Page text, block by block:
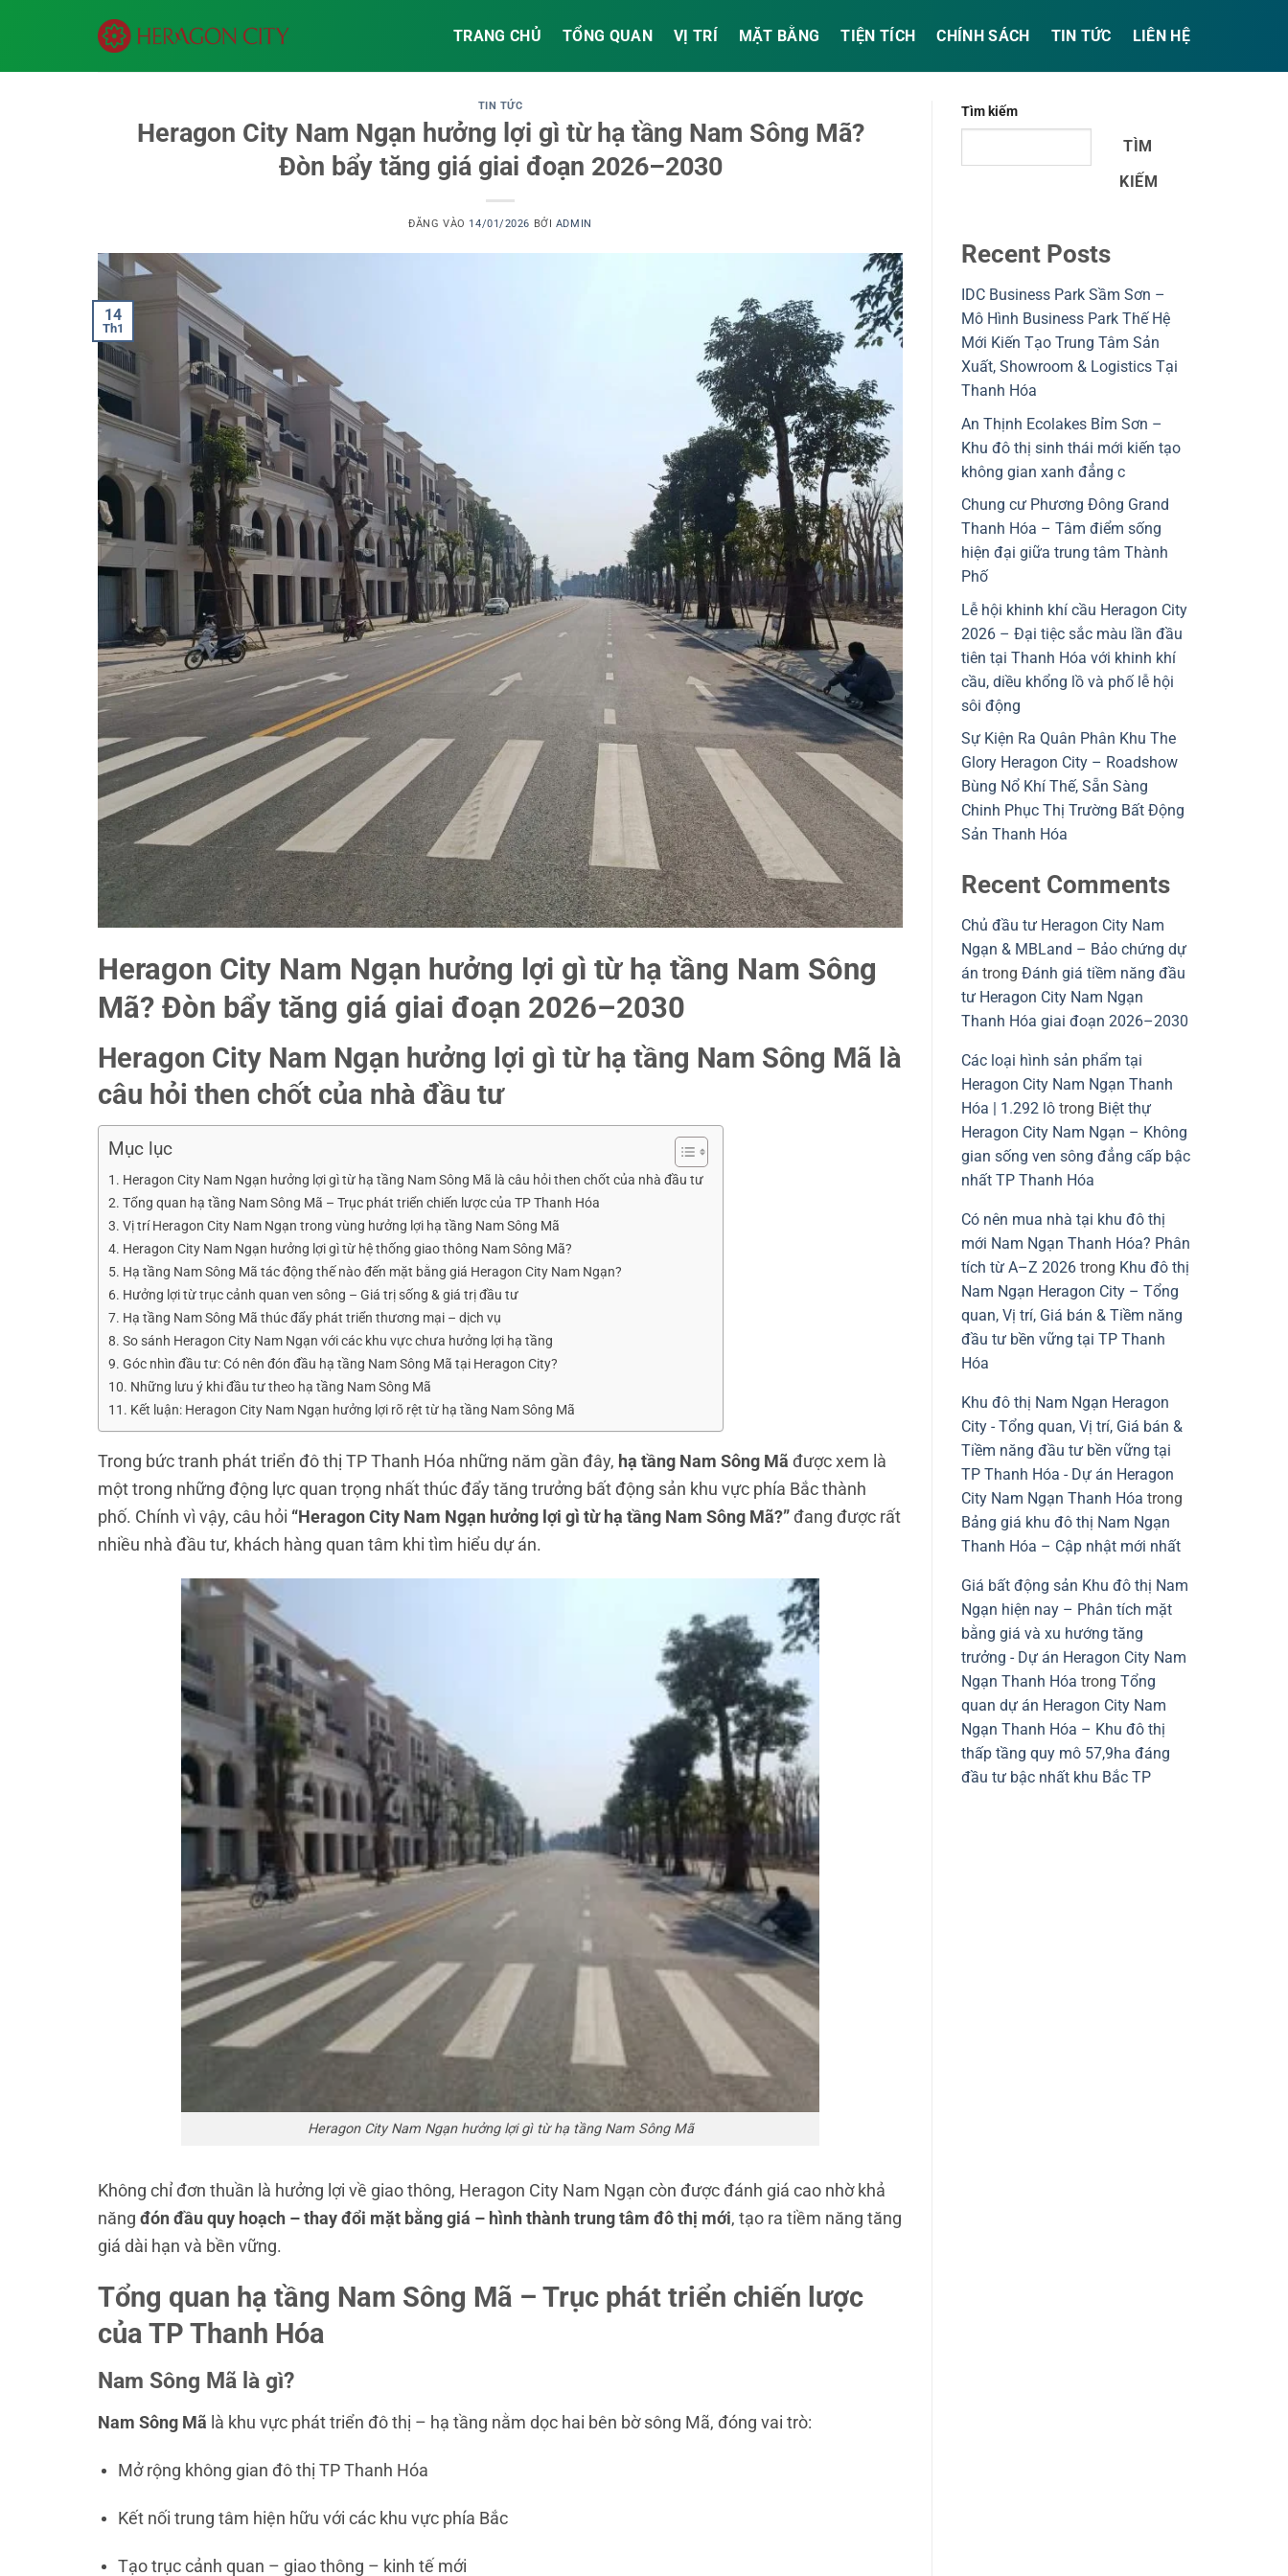
TRANG CHỦ TỔNG QUAN VỊ TRÍ MẶT BẰNG TIỆN TÍCH CHÍNH SÁCH TIN TỨC LIÊN HỆ
TIN TỨC
Heragon City Nam Ngạn hưởng lợi gì từ hạ tầng Nam Sông Mã?
Đòn bẩy tăng giá giai đoạn 2026–2030
ĐĂNG VÀO 14/01/2026 BỞI ADMIN
14
Th1
Heragon City Nam Ngạn hưởng lợi gì từ hạ tầng Nam Sông
Mã? Đòn bẩy tăng giá giai đoạn 2026–2030
Heragon City Nam Ngạn hưởng lợi gì từ hạ tầng Nam Sông Mã là
câu hỏi then chốt của nhà đầu tư
Mục lục
Heragon City Nam Ngạn hưởng lợi gì từ hạ tầng Nam Sông Mã là câu hỏi then chốt của nhà đầu tư
Tổng quan hạ tầng Nam Sông Mã – Trục phát triển chiến lược của TP Thanh Hóa
Vị trí Heragon City Nam Ngạn trong vùng hưởng lợi hạ tầng Nam Sông Mã
Heragon City Nam Ngạn hưởng lợi gì từ hệ thống giao thông Nam Sông Mã?
Hạ tầng Nam Sông Mã tác động thế nào đến mặt bằng giá Heragon City Nam Ngạn?
Hưởng lợi từ trục cảnh quan ven sông – Giá trị sống & giá trị đầu tư
Hạ tầng Nam Sông Mã thúc đẩy phát triển thương mại – dịch vụ
So sánh Heragon City Nam Ngạn với các khu vực chưa hưởng lợi hạ tầng
Góc nhìn đầu tư: Có nên đón đầu hạ tầng Nam Sông Mã tại Heragon City?
Những lưu ý khi đầu tư theo hạ tầng Nam Sông Mã
Kết luận: Heragon City Nam Ngạn hưởng lợi rõ rệt từ hạ tầng Nam Sông Mã
Trong bức tranh phát triển đô thị TP Thanh Hóa những năm gần đây, hạ tầng Nam Sông Mã được xem là
một trong những động lực quan trọng nhất thúc đẩy tăng trưởng bất động sản khu vực phía Bắc thành
phố. Chính vì vậy, câu hỏi “Heragon City Nam Ngạn hưởng lợi gì từ hạ tầng Nam Sông Mã?”đang được rất
nhiều nhà đầu tư, khách hàng quan tâm khi tìm hiểu dự án.
Heragon City Nam Ngạn hưởng lợi gì từ hạ tầng Nam Sông Mã
Không chỉ đơn thuần là hưởng lợi về giao thông, Heragon City Nam Ngạn còn được đánh giá cao nhờ khả
năng đón đầu quy hoạch – thay đổi mặt bằng giá – hình thành trung tâm đô thị mới, tạo ra tiềm năng tăng
giá dài hạn và bền vững.
Tổng quan hạ tầng Nam Sông Mã – Trục phát triển chiến lược
của TP Thanh Hóa
Nam Sông Mã là gì?
Nam Sông Mã là khu vực phát triển đô thị – hạ tầng nằm dọc hai bên bờ sông Mã, đóng vai trò:
Mở rộng không gian đô thị TP Thanh Hóa
Kết nối trung tâm hiện hữu với các khu vực phía Bắc
Tạo trục cảnh quan – giao thông – kinh tế mới
Tìm kiếm
TÌM
KIẾM
Recent Posts
IDC Business Park Sầm Sơn –
Mô Hình Business Park Thế Hệ
Mới Kiến Tạo Trung Tâm Sản
Xuất, Showroom & Logistics Tại
Thanh Hóa
An Thịnh Ecolakes Bỉm Sơn –
Khu đô thị sinh thái mới kiến tạo
không gian xanh đẳng c
Chung cư Phương Đông Grand
Thanh Hóa – Tâm điểm sống
hiện đại giữa trung tâm Thành
Phố
Lễ hội khinh khí cầu Heragon City
2026 – Đại tiệc sắc màu lần đầu
tiên tại Thanh Hóa với khinh khí
cầu, diều khổng lồ và phố lễ hội
sôi động
Sự Kiện Ra Quân Phân Khu The
Glory Heragon City – Roadshow
Bùng Nổ Khí Thế, Sẵn Sàng
Chinh Phục Thị Trường Bất Động
Sản Thanh Hóa
Recent Comments
Chủ đầu tư Heragon City Nam
Ngạn & MBLand – Bảo chứng dự
án trong Đánh giá tiềm năng đầu
tư Heragon City Nam Ngạn
Thanh Hóa giai đoạn 2026–2030
Các loại hình sản phẩm tại
Heragon City Nam Ngạn Thanh
Hóa | 1.292 lô trong Biệt thự
Heragon City Nam Ngạn – Không
gian sống ven sông đẳng cấp bậc
nhất TP Thanh Hóa
Có nên mua nhà tại khu đô thị
mới Nam Ngạn Thanh Hóa? Phân
tích từ A–Z 2026 trong Khu đô thị
Nam Ngạn Heragon City – Tổng
quan, Vị trí, Giá bán & Tiềm năng
đầu tư bền vững tại TP Thanh
Hóa
Khu đô thị Nam Ngạn Heragon
City - Tổng quan, Vị trí, Giá bán &
Tiềm năng đầu tư bền vững tại
TP Thanh Hóa - Dự án Heragon
City Nam Ngạn Thanh Hóa trong
Bảng giá khu đô thị Nam Ngạn
Thanh Hóa – Cập nhật mới nhất
Giá bất động sản Khu đô thị Nam
Ngạn hiện nay – Phân tích mặt
bằng giá và xu hướng tăng
trưởng - Dự án Heragon City Nam
Ngạn Thanh Hóa trong Tổng
quan dự án Heragon City Nam
Ngạn Thanh Hóa – Khu đô thị
thấp tầng quy mô 57,9ha đáng
đầu tư bậc nhất khu Bắc TP